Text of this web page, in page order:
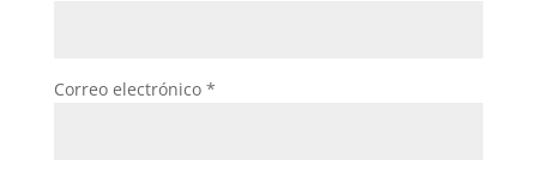
Correo electrónico *